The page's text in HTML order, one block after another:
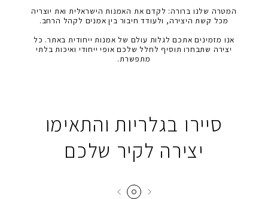
המטרה שלנו ברורה: לקדם את האמנות הישראלית ואת יוצריה
מכל קשת היצירה, ולעודד חיבור בין אמנים לקהל הרחב.
אנו מזמינים אתכם לגלות עולם של אמנות ייחודית באתר. כל
יצירה שתבחרו תוסיף לחלל שלכם אופי ייחודי ואיכות בלתי
מתפשרת.
סיירו בגלריות והתאימו
יצירה לקיר שלכם
בחר סיסמה מ-6 עד 14 תווים המכלים ספרות ואותיות באנגלית
בהצטרפות הינך מצהיר כי קראת את התקנון ואתה